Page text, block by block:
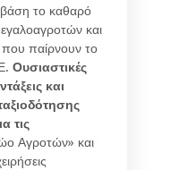
το καθαρό
και
που παίρνουν το
Ουσιαστικές
και
τις
Αγροτών» και